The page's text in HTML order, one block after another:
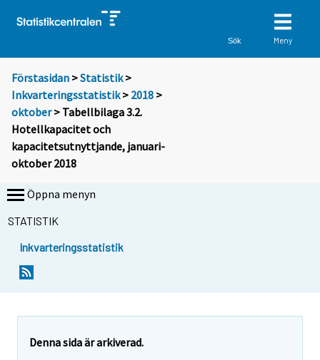
Sök Meny
Förstasidan >Statistik >
Inkvarteringsstatistik> 2018 >
oktober> Tabellbilaga 3.2.
Hotellkapacitet och
kapacitetsutnyttjande, januari-
oktober 2018
Öppna menyn
STATISTIK
Inkvarteringsstatistik
Denna sida är arkiverad.